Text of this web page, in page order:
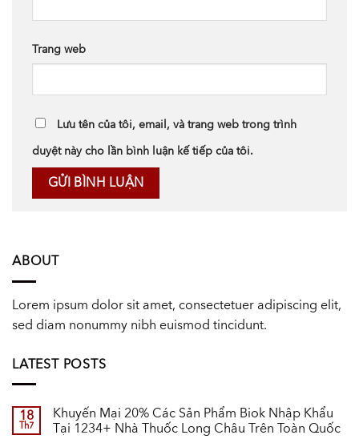
Trang web
Lưu tên của tôi, email, và trang web trong trình
duyệt này cho lần bình luận kế tiếp của tôi.
ABOUT
Lorem ipsum dolor sit amet, consectetuer adipiscing elit,
sed diam nonummy nibh euismod tincidunt.
LATEST POSTS
18
Th7
Khuyến Mại 20% Các Sản Phẩm Biok Nhập Khẩu
Tại 1234+ Nhà Thuốc Long Châu Trên Toàn Quốc